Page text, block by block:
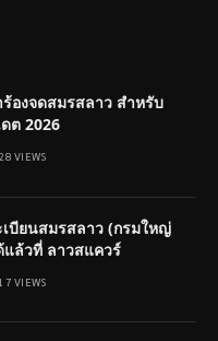
องจดสมรสลาว สำหรับ
ต 2026
28VIEWS
บียนสมรสลาว (กรมใหญ่
ล้วที่ ลาวสแควร์
VIEWS